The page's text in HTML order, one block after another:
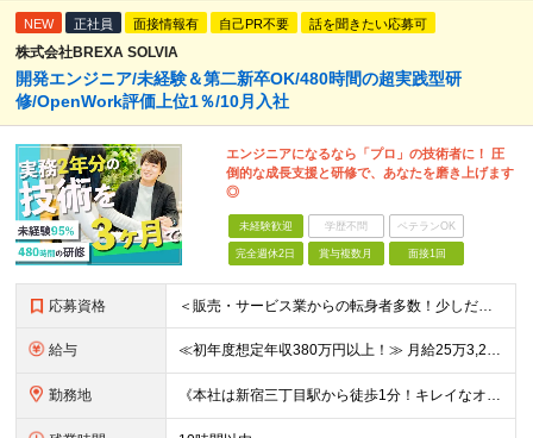
NEW 正社員 面接情報有 自己PR不要 話を聞きたい応募可
株式会社BREXA SOLVIA
開発エンジニア/未経験＆第二新卒OK/480時間の超実践型研
修/OpenWork評価上位1％/10月入社
エンジニアになるなら「プロ」の技術者に！ 圧
倒的な成長支援と研修で、あなたを磨き上げます
◎
未経験歓迎 学歴不問 ベテランOK
完全週休2日 賞与複数月 面接1回
応募資格 ＜販売・サービス業からの転身者多数！少しだけ興味がある！話だけ聞いてみたい！…そんな方でも歓迎♪まずはお会いするところから始めましょう◎＞ ◆年齢30歳まで（若年層の長期キャリア形成のため） ◆大卒以
給与 ≪初年度想定年収380万円以上！≫ 月給25万3,220円～＋賞与年2回 ※上記金額には月20時間分(3万4,220円～)の見込み残業代を含み、超過した分は別途全額支給します。 ※経験やスキルを考慮
勤務地 《本社は新宿三丁目駅から徒歩1分！キレイなオフィスです！》 【本社】 東京都新宿区新宿4-3-25 TOKYU REIT新宿ビル8F 【ラーニングセンター】 東京都渋谷区千駄ヶ谷5-32-10 南新